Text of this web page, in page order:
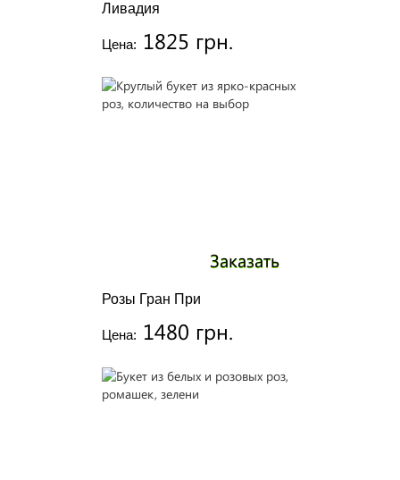
Ливадия
Цена: 1825 грн.
Розы Гран При
Цена: 1480 грн.
Заказать